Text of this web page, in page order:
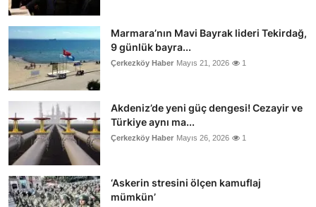
Marmara’nın Mavi Bayrak lideri Tekirdağ,
9 günlük bayra...
Çerkezköy Haber Mayıs 21, 2026 1
Akdeniz’de yeni güç dengesi! Cezayir ve
Türkiye aynı ma...
Çerkezköy Haber Mayıs 26, 2026 1
‘Askerin stresini ölçen kamuflaj
mümkün’